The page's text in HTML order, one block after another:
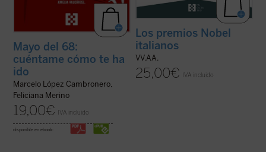
Mayo del 68:
cuéntame cómo te ha
ido
Marcelo López Cambronero,
Feliciana Merino
19,00€ IVA incluido
disponible en ebook:
Los premios Nobel
italianos
VV.AA.
25,00€ IVA incluido